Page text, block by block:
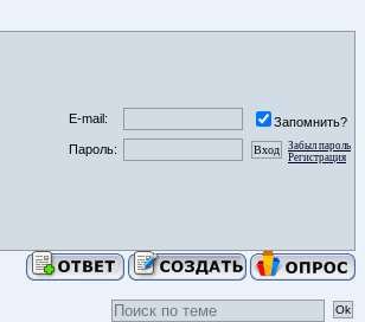
E-mail:
Запомнить?
Пароль:
Забыл пароль
Регистрация